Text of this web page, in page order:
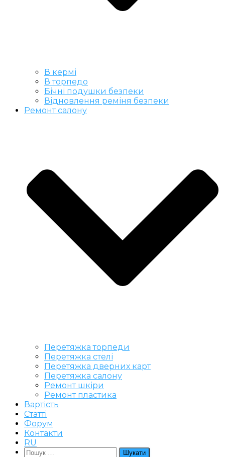
В кермі
В торпедо
Бічні подушки безпеки
Відновлення реміня безпеки
Ремонт салону
Перетяжка торпеди
Перетяжка стелі
Перетяжка дверних карт
Перетяжка салону
Ремонт шкіри
Ремонт пластика
Вартість
Статті
Форум
Контакти
RU
Пошук: